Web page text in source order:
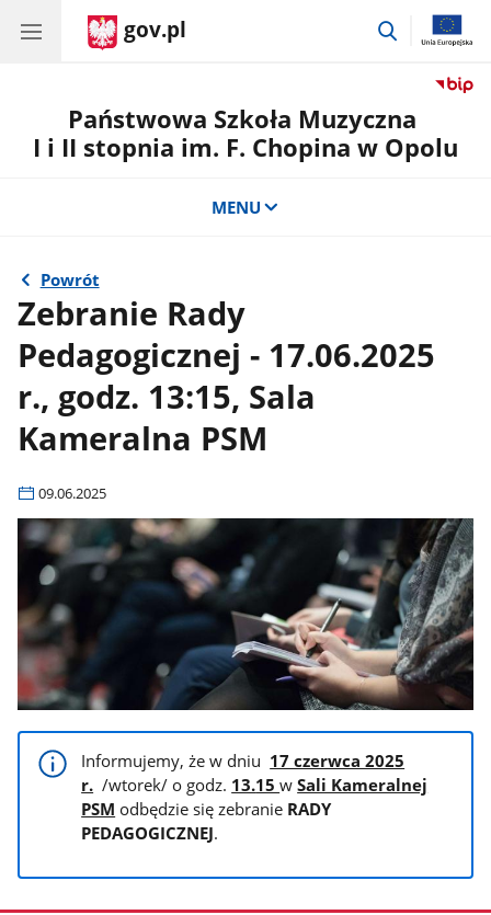
gov.pl
przejdź
Państwowa Szkoła Muzyczna
I i II stopnia im. F. Chopina w Opolu
MENU
Powrót
Zebranie Rady
Pedagogicznej - 17.06.2025
r., godz. 13:15, Sala
Kameralna PSM
09.06.2025
Informujemy, że w dniu 17 czerwca 2025
r. /wtorek/ o godz. 13.15wSali Kameralnej
PSM odbędzie się zebranie RADY
PEDAGOGICZNEJ.